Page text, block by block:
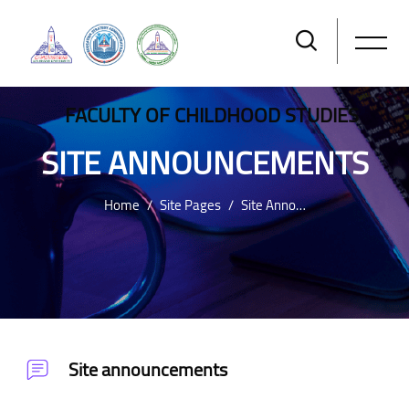
FACULTY OF CHILDHOOD STUDIES
SITE ANNOUNCEMENTS
Home Site Pages Site Announcements
Site announcements